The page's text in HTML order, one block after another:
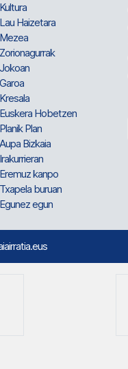
Kultura
Lau Haizetara
Mezea
Zorionagurrak
Jokoan
Garoa
Kresala
Euskera Hobetzen
Planik Plan
Aupa Bizkaia
Irakurrieran
Eremuz kanpo
Txapela buruan
Egunez egun